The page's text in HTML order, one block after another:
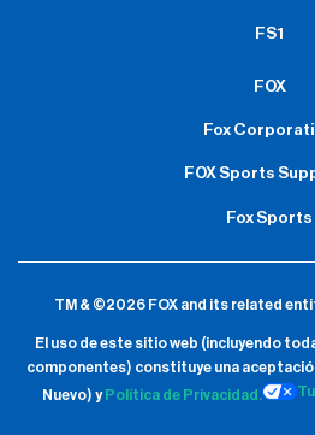
FS1
FOX
Fox
FOX Sports
Fox Sports
TM & ©2026 FOX and its related
El uso de este sitio web (incluyendo
componentes) constituye una
Nuevo) y Política de Privacidad.